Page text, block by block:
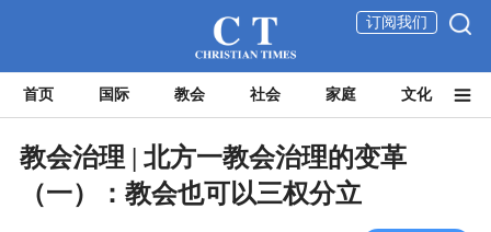
订阅我们
首页 国际 教会 社会 家庭 文化
教会治理 | 北方一教会治理的变革
（一）：教会也可以三权分立